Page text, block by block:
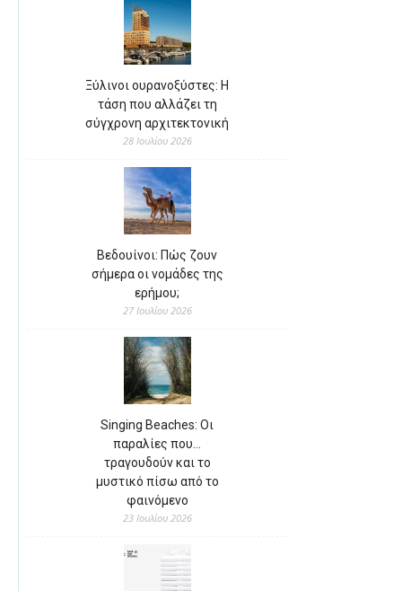
Ξύλινοι ουρανοξύστες: Η
τάση που αλλάζει τη
σύγχρονη αρχιτεκτονική
28 Ιουλίου 2026
Βεδουίνοι: Πώς ζουν
σήμερα οι νομάδες της
ερήμου;
27 Ιουλίου 2026
Singing Beaches: Οι
παραλίες που…
τραγουδούν και το
μυστικό πίσω από το
φαινόμενο
23 Ιουλίου 2026